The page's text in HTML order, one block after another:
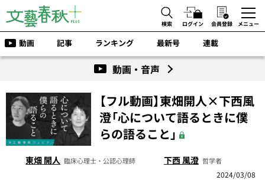
検索 ログイン 会員登録 メニュー
動画 記事 ランキング 最新号 連載
動画・音声
【フル動画】東畑開人×下西風
澄「心について語るときに僕
らの語ること」
東畑 開人 臨床心理士・公認心理師 下西 風澄 哲学者
2024/03/08